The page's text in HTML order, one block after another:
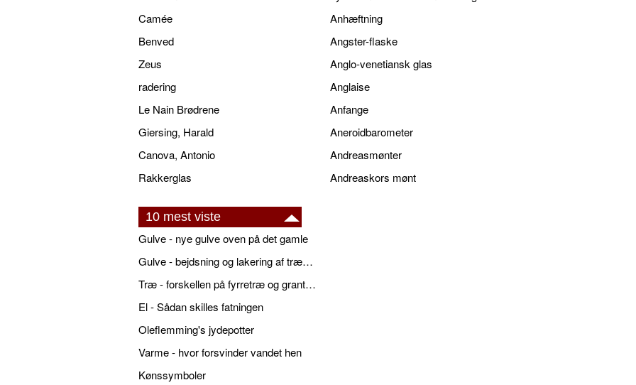
Camée
Benved
Zeus
radering
Le Nain Brødrene
Giersing, Harald
Canova, Antonio
Rakkerglas
Anhæftning
Angster-flaske
Anglo-venetiansk glas
Anglaise
Anfange
Aneroidbarometer
Andreasmønter
Andreaskors mønt
10 mest viste
Gulve - nye gulve oven på det gamle
Gulve - bejdsning og lakering af trægulve
Træ - forskellen på fyrretræ og grantræ
El - Sådan skilles fatningen
Oleflemming's jydepotter
Varme - hvor forsvinder vandet hen
Kønssymboler